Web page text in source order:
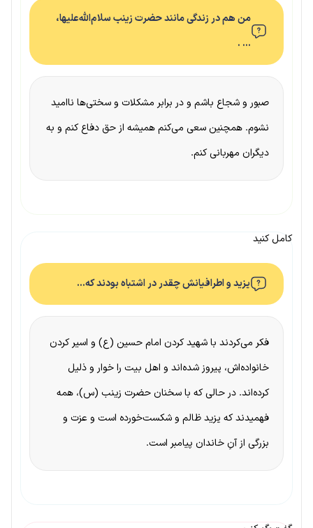
من هم در زندگی مانند حضرت زینب سلام‌الله‌علیها،
… .
صبور و شجاع باشم و در برابر مشکلات و سختی‌ها ناامید
نشوم. همچنین سعی می‌کنم همیشه از حق دفاع کنم و به
دیگران مهربانی کنم.
کامل کنید
یزید و اطرافیانش چقدر در اشتباه بودند که…
فکر می‌کردند با شهید کردن امام حسین (ع) و اسیر کردن
خانواده‌اش، پیروز شده‌اند و اهل بیت را خوار و ذلیل
کرده‌اند. در حالی که با سخنان حضرت زینب (س)، همه
فهمیدند که یزید ظالم و شکست‌خورده است و عزت و
بزرگی از آنِ خاندان پیامبر است.